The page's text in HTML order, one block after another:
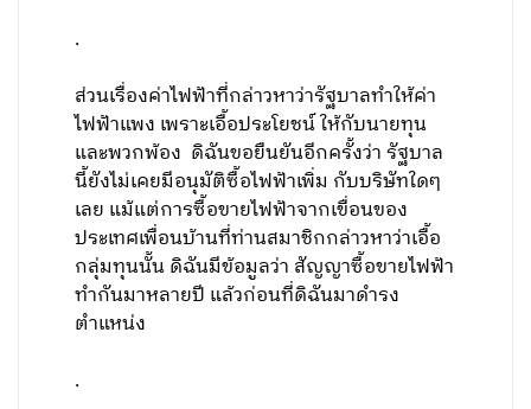
.
ส่วนเรื่องค่าไฟฟ้าที่กล่าวหาว่ารัฐบาลทำให้ค่า
ไฟฟ้าแพง เพราะเอื้อประโยชน์ ให้กับนายทุน
และพวกพ้อง ดิฉันขอยืนยันอีกครั้งว่า รัฐบาล
นี้ยังไม่เคยมีอนุมัติซื้อไฟฟ้าเพิ่ม กับบริษัทใดๆ
เลย แม้แต่การซื้อขายไฟฟ้าจากเขื่อนของ
ประเทศเพื่อนบ้านที่ท่านสมาชิกกล่าวหาว่าเอื้อ
กลุ่มทุนนั้น ดิฉันมีข้อมูลว่า สัญญาซื้อขายไฟฟ้า
ทำกันมาหลายปี แล้วก่อนที่ดิฉันมาดำรง
ตำแหน่ง
.